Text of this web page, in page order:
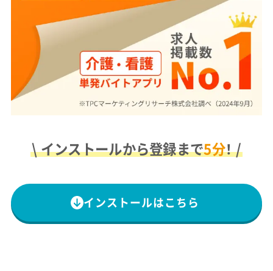
\ インストールから登録まで5分！ /
インストールはこちら